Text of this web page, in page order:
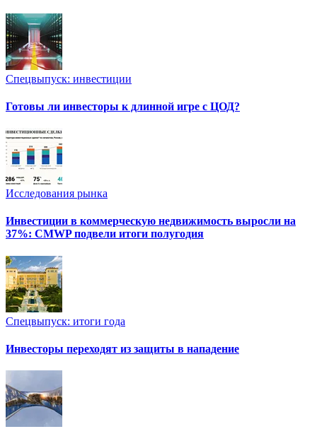
Спецвыпуск: инвестиции
Готовы ли инвесторы к длинной игре с ЦОД?
Исследования рынка
Инвестиции в коммерческую недвижимость выросли на
37%: CMWP подвели итоги полугодия
Спецвыпуск: итоги года
Инвесторы переходят из защиты в нападение